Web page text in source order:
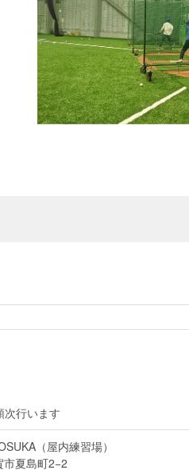
次行います
（屋内練習場）
夏島町2−2